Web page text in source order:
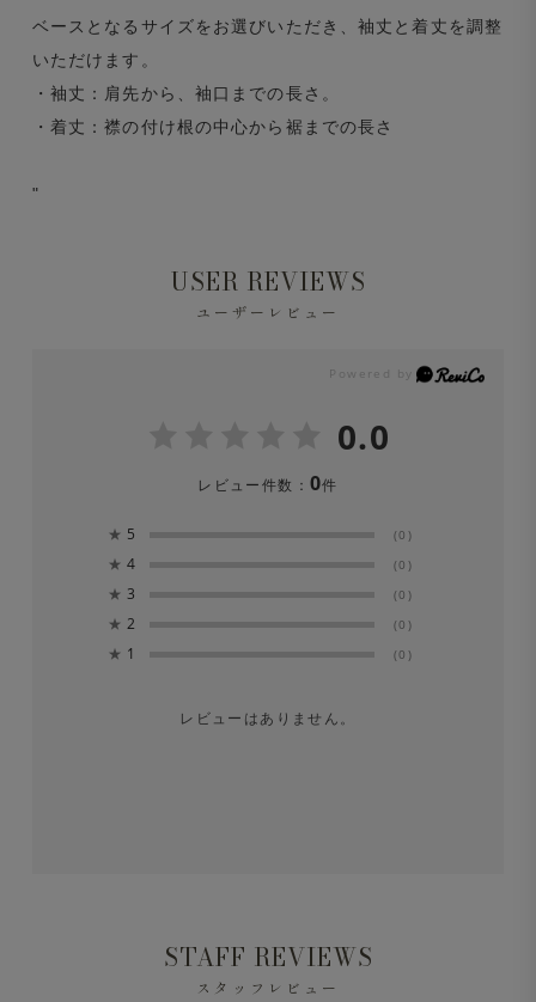
ベースとなるサイズをお選びいただき、袖丈と着丈を調整
いただけます。
・袖丈：肩先から、袖口までの長さ。
・着丈：襟の付け根の中心から裾までの長さ
"
USER REVIEWS
ユーザーレビュー
0.0
レビュー件数： 0件
★ 5 (0)
★ 4 (0)
★ 3 (0)
★ 2 (0)
★ 1 (0)
レビューはありません。
STAFF REVIEWS
スタッフレビュー